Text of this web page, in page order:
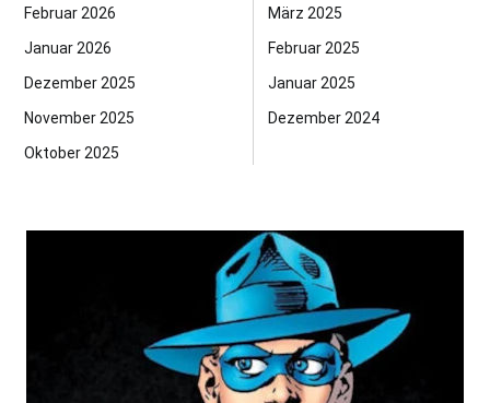
Februar 2026
Januar 2026
Dezember 2025
November 2025
Oktober 2025
März 2025
Februar 2025
Januar 2025
Dezember 2024